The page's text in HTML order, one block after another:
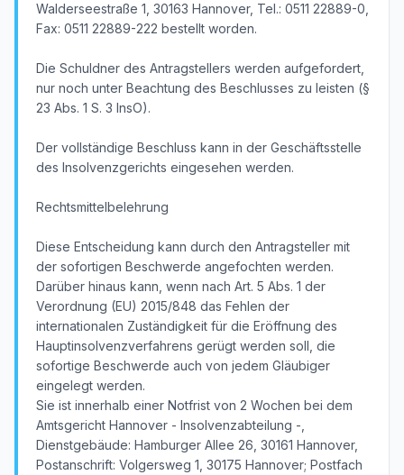
Walderseestraße 1, 30163 Hannover, Tel.: 0511 22889-0,
Fax: 0511 22889-222 bestellt worden.
Die Schuldner des Antragstellers werden aufgefordert,
nur noch unter Beachtung des Beschlusses zu leisten (§
23 Abs. 1 S. 3 InsO).
Der vollständige Beschluss kann in der Geschäftsstelle
des Insolvenzgerichts eingesehen werden.
Rechtsmittelbelehrung
Diese Entscheidung kann durch den Antragsteller mit
der sofortigen Beschwerde angefochten werden.
Darüber hinaus kann, wenn nach Art. 5 Abs. 1 der
Verordnung (EU) 2015/848 das Fehlen der
internationalen Zuständigkeit für die Eröffnung des
Hauptinsolvenzverfahrens gerügt werden soll, die
sofortige Beschwerde auch von jedem Gläubiger
eingelegt werden.
Sie ist innerhalb einer Notfrist von 2 Wochen bei dem
Amtsgericht Hannover - Insolvenzabteilung -,
Dienstgebäude: Hamburger Allee 26, 30161 Hannover,
Postanschrift: Volgersweg 1, 30175 Hannover; Postfach